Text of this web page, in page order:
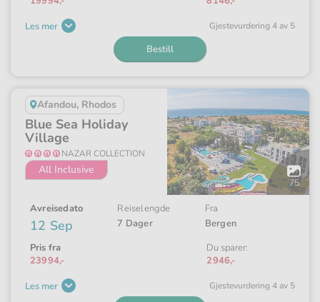
Les mer
Gjeste­vurdering 4 av 5
Bestill
Afandou, Rhodos
Blue Sea Holiday
Village
NAZAR COLLECTION
All Inclusive
Åpne
galleriet
75
Avreisedato
12 Sep
Reiselengde
7 Dager
Fra
Bergen
Pris fra
23994,-
Du sparer:
2946,-
Les mer
Gjeste­vurdering 4 av 5